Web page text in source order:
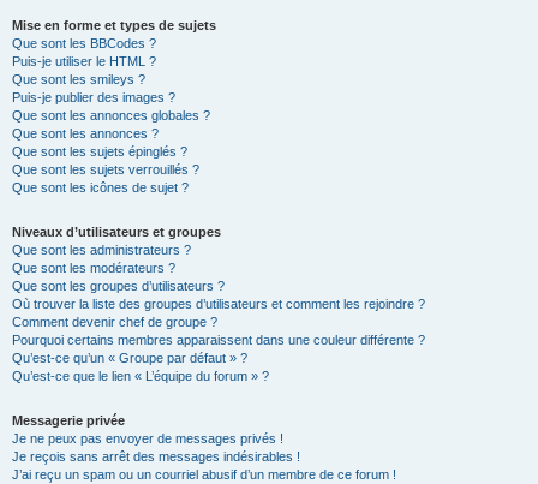
Mise en forme et types de sujets
Que sont les BBCodes ?
Puis-je utiliser le HTML ?
Que sont les smileys ?
Puis-je publier des images ?
Que sont les annonces globales ?
Que sont les annonces ?
Que sont les sujets épinglés ?
Que sont les sujets verrouillés ?
Que sont les icônes de sujet ?
Niveaux d’utilisateurs et groupes
Que sont les administrateurs ?
Que sont les modérateurs ?
Que sont les groupes d’utilisateurs ?
Où trouver la liste des groupes d’utilisateurs et comment les rejoindre ?
Comment devenir chef de groupe ?
Pourquoi certains membres apparaissent dans une couleur différente ?
Qu’est-ce qu’un « Groupe par défaut » ?
Qu’est-ce que le lien « L’équipe du forum » ?
Messagerie privée
Je ne peux pas envoyer de messages privés !
Je reçois sans arrêt des messages indésirables !
J’ai reçu un spam ou un courriel abusif d’un membre de ce forum !